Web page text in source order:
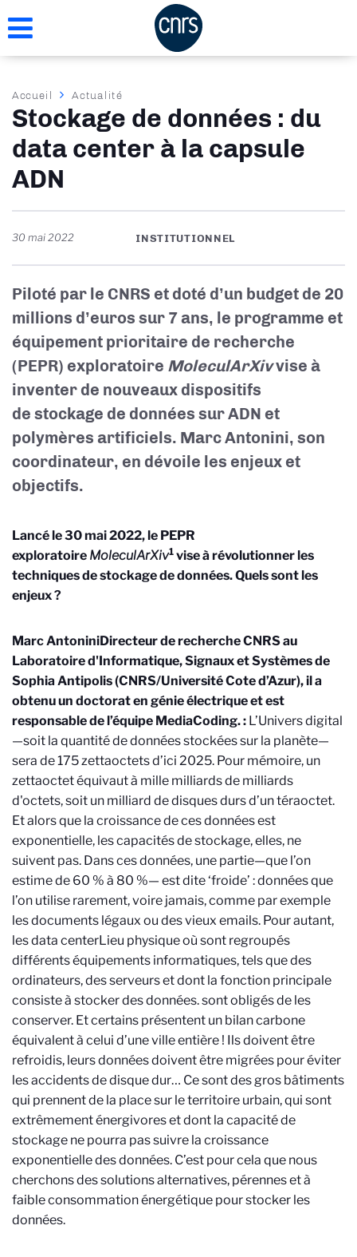
au
Fil
d'Ariane
Accueil Actualité
Stockage de données : du
data center à la capsule
ADN
30 mai 2022 INSTITUTIONNEL
Piloté par le CNRS et doté d’un budget de 20
millions d’euros sur 7 ans, le programme et
équipement prioritaire de recherche
(PEPR) exploratoire MoleculArXivvise à
inventer de nouveaux dispositifs
de stockage de données sur ADN et
polymères artificiels. Marc Antonini, son
coordinateur, en dévoile les enjeux et
objectifs.
Lancé le 30 mai 2022,le PEPR
exploratoire MoleculArXiv1 vise à révolutionner les
techniques de stockage de données. Quels sont les
enjeux ?
Marc AntoniniDirecteur de recherche CNRS au
Laboratoire d'Informatique, Signaux et Systèmes de
Sophia Antipolis (CNRS/Université Cote d’Azur), il a
obtenu un doctorat en génie électrique et est
responsable de l’équipe MediaCoding.: L’Univers digital
—soit la quantité de données stockées sur la planète—
sera de 175 zettaoctets d’ici 2025. Pour mémoire, un
zettaoctet équivaut à mille milliards de milliards
d'octets, soit un milliard de disques durs d’un téraoctet.
Et alors que la croissance de ces données est
exponentielle, les capacités de stockage, elles, ne
suivent pas. Dans ces données, une partie—que l’on
estime de 60 % à 80 %— est dite ‘froide’ : données que
l’on utilise rarement, voire jamais, comme par exemple
les documents légaux ou des vieux emails. Pour autant,
les data centerLieu physique où sont regroupés
différents équipements informatiques, tels que des
ordinateurs, des serveurs et dont la fonction principale
consiste à stocker des données.sont obligés de les
conserver. Et certains présentent un bilan carbone
équivalent à celui d’une ville entière ! Ils doivent être
refroidis, leurs données doivent être migrées pour éviter
les accidents de disque dur… Ce sont des gros bâtiments
qui prennent de la place sur le territoire urbain, qui sont
extrêmement énergivores et dont la capacité de
stockage ne pourra pas suivre la croissance
exponentielle des données. C’est pour cela que nous
cherchons des solutions alternatives, pérennes et à
faible consommation énergétique pour stocker les
données.